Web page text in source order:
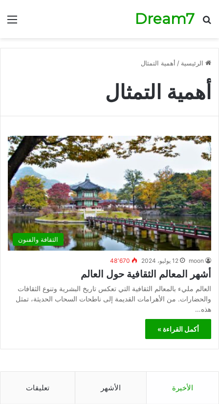
Dream7
بحث عن
الرئيسية / أهمية التمثال
أهمية التمثال
الثقافة والفنون
moon 12 يوليو، 2024 48٬670
أشهر المعالم الثقافية حول العالم
العالم مليء بالمعالم الثقافية التي تعكس تاريخ البشرية وتنوع الثقافات
والحضارات. من الأهرامات القديمة إلى ناطحات السحاب الحديثة، تمثل
هذه…
أكمل القراءة »
الأخيرة الأشهر تعليقات